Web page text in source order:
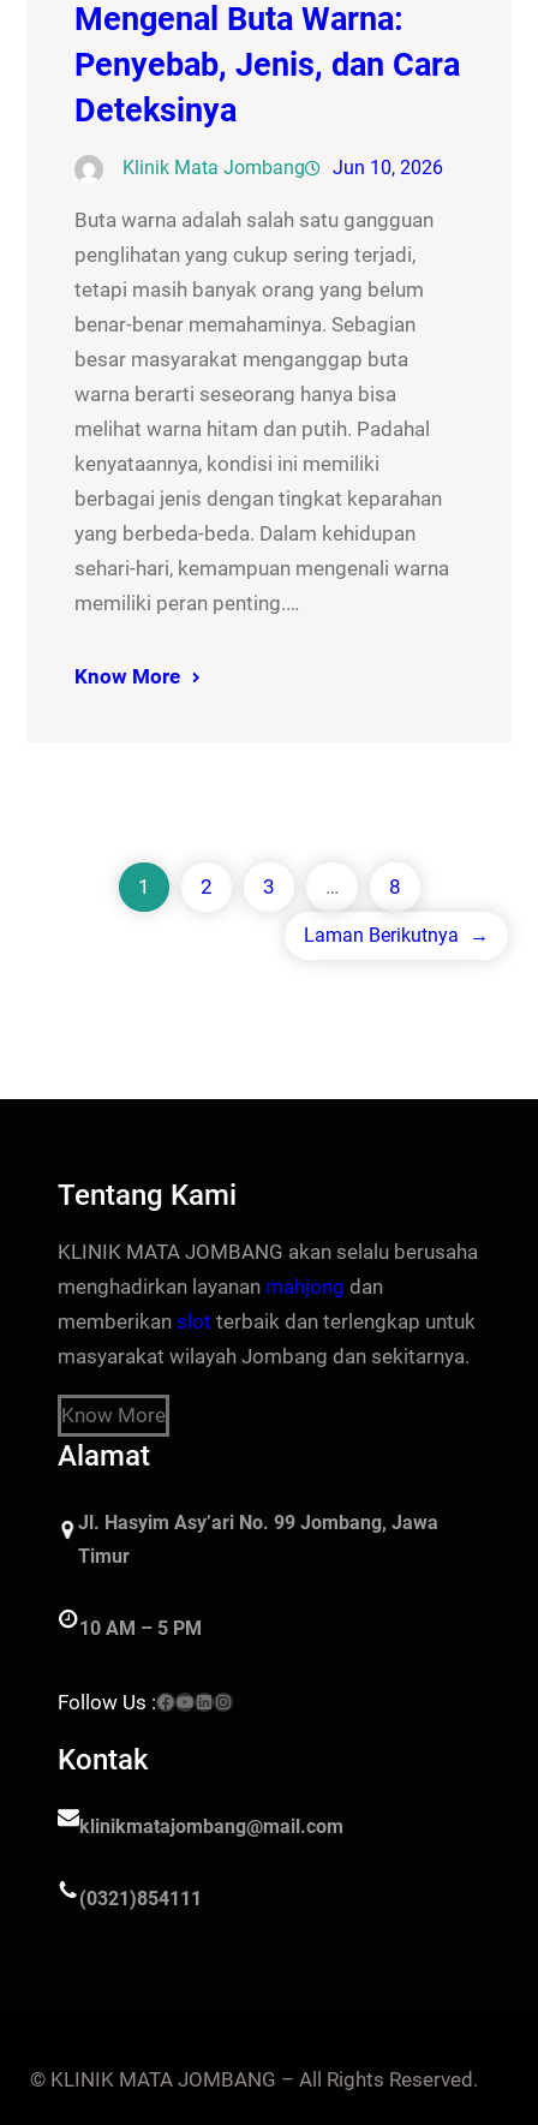
Mengenal Buta Warna:
Penyebab, Jenis, dan Cara
Deteksinya
Klinik Mata Jombang Jun 10, 2026
Buta warna adalah salah satu gangguan
penglihatan yang cukup sering terjadi,
tetapi masih banyak orang yang belum
benar-benar memahaminya. Sebagian
besar masyarakat menganggap buta
warna berarti seseorang hanya bisa
melihat warna hitam dan putih. Padahal
kenyataannya, kondisi ini memiliki
berbagai jenis dengan tingkat keparahan
yang berbeda-beda. Dalam kehidupan
sehari-hari, kemampuan mengenali warna
memiliki peran penting.…
Know More
1 2 3 … 8
Laman Berikutnya →
Tentang Kami
KLINIK MATA JOMBANG akan selalu berusaha
menghadirkan layanan mahjong dan
memberikan slot terbaik dan terlengkap untuk
masyarakat wilayah Jombang dan sekitarnya.
Know More
Alamat
Jl. Hasyim Asy’ari No. 99 Jombang, Jawa
Timur
10 AM – 5 PM
Follow Us :Facebook YouTube LinkedIn Instagram
Kontak
klinikmatajombang@mail.com
(0321)854111
© KLINIK MATA JOMBANG – All Rights Reserved.